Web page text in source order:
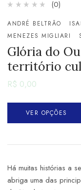
(0)
ANDRÉ BELTRÃO
MENEZES MIGLIARI
Glória do
território
R$ 0,00
VER OPÇÕES
Há muitas histórias a
abriga uma das